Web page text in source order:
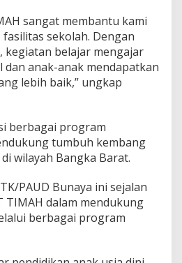
sangat membantu kami
sekolah. Dengan
kegiatan belajar mengajar
dan anak-anak mendapatkan
lebih baik,” ungkap
berbagai program
tumbuh kembang
wilayah Bangka Barat.
PAUD Bunaya ini sejalan
TIMAH dalam mendukung
berbagai program